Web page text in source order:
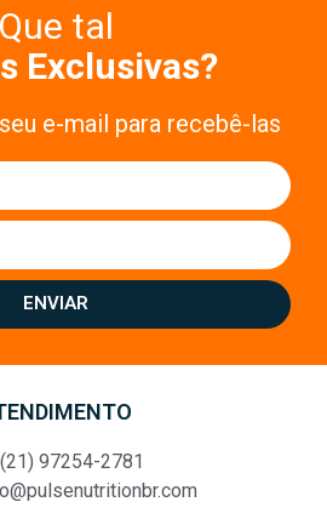
Que tal
Exclusivas?
e-mail para recebê-las
ENVIAR
(21) 97254-2781